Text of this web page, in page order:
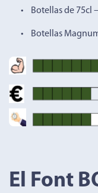
• Botellas de 75cl
• Botellas
El Font